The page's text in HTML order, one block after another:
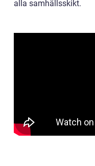
alla samhällsskikt.